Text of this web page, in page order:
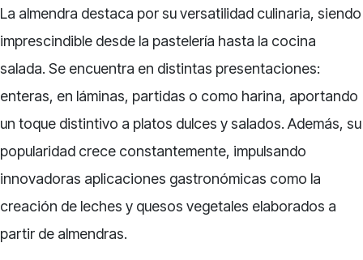
La almendra destaca por su versatilidad culinaria, siendo
imprescindible desde la pastelería hasta la cocina
salada. Se encuentra en distintas presentaciones:
enteras, en láminas, partidas o como harina, aportando
un toque distintivo a platos dulces y salados. Además, su
popularidad crece constantemente, impulsando
innovadoras aplicaciones gastronómicas como la
creación de leches y quesos vegetales elaborados a
partir de almendras.